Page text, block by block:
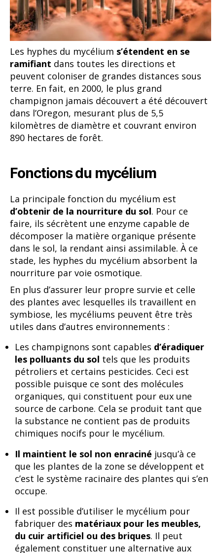
Les hyphes du mycélium s’étendent en se
ramifiant dans toutes les directions et
peuvent coloniser de grandes distances sous
terre. En fait, en 2000, le plus grand
champignon jamais découvert a été découvert
dans l’Oregon, mesurant plus de 5,5
kilomètres de diamètre et couvrant environ
890 hectares de forêt.
Fonctions du mycélium
La principale fonction du mycélium est
d’obtenir de la nourriture du sol. Pour ce
faire, ils sécrètent une enzyme capable de
décomposer la matière organique présente
dans le sol, la rendant ainsi assimilable. À ce
stade, les hyphes du mycélium absorbent la
nourriture par voie osmotique.
En plus d’assurer leur propre survie et celle
des plantes avec lesquelles ils travaillent en
symbiose, les mycéliums peuvent être très
utiles dans d’autres environnements :
Les champignons sont capables d’éradiquer
les polluants du sol tels que les produits
pétroliers et certains pesticides. Ceci est
possible puisque ce sont des molécules
organiques, qui constituent pour eux une
source de carbone. Cela se produit tant que
la substance ne contient pas de produits
chimiques nocifs pour le mycélium.
Il maintient le sol non enraciné jusqu’à ce
que les plantes de la zone se développent et
c’est le système racinaire des plantes qui s’en
occupe.
Il est possible d’utiliser le mycélium pour
fabriquer des matériaux pour les meubles,
du cuir artificiel ou des briques. Il peut
également constituer une alternative aux